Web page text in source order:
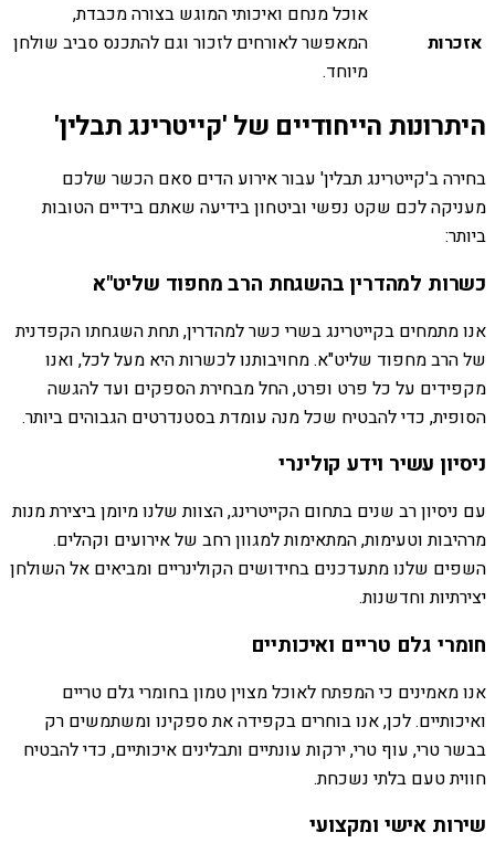
אזכרות
אוכל מנחם ואיכותי המוגש בצורה מכבדת,
המאפשר לאורחים לזכור וגם להתכנס סביב שולחן
מיוחד.
היתרונות הייחודיים של 'קייטרינג תבלין'
בחירה ב'קייטרינג תבלין' עבור אירוע הדים סאם הכשר שלכם
מעניקה לכם שקט נפשי וביטחון בידיעה שאתם בידיים הטובות
ביותר:
כשרות למהדרין בהשגחת הרב מחפוד שליט"א
אנו מתמחים בקייטרינג בשרי כשר למהדרין, תחת השגחתו הקפדנית
של הרב מחפוד שליט"א. מחויבותנו לכשרות היא מעל לכל, ואנו
מקפידים על כל פרט ופרט, החל מבחירת הספקים ועד להגשה
הסופית, כדי להבטיח שכל מנה עומדת בסטנדרטים הגבוהים ביותר.
ניסיון עשיר וידע קולינרי
עם ניסיון רב שנים בתחום הקייטרינג, הצוות שלנו מיומן ביצירת מנות
מרהיבות וטעימות, המתאימות למגוון רחב של אירועים וקהלים.
השפים שלנו מתעדכנים בחידושים הקולינריים ומביאים אל השולחן
יצירתיות וחדשנות.
חומרי גלם טריים ואיכותיים
אנו מאמינים כי המפתח לאוכל מצוין טמון בחומרי גלם טריים
ואיכותיים. לכן, אנו בוחרים בקפידה את ספקינו ומשתמשים רק
בבשר טרי, עוף טרי, ירקות עונתיים ותבלינים איכותיים, כדי להבטיח
חווית טעם בלתי נשכחת.
שירות אישי ומקצועי